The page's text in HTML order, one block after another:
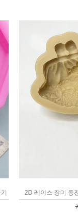
2D 레이스 장미 동